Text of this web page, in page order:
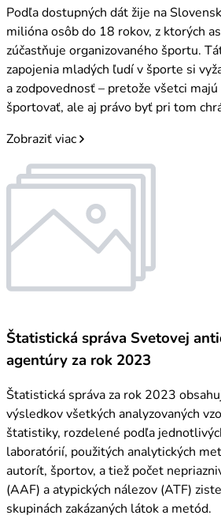
Podľa dostupných dát žije na
milióna osôb do 18 rokov, z ktorých
zúčastňuje organizovaného športu.
zapojenia mladých ľudí v športe si
a zodpovednosť – pretože všetci
športovať, ale aj právo byť pri tom
Zobraziť viac
Štatistická správa Svetovej
agentúry za rok 2023
Štatistická správa za rok 2023
výsledkov všetkých analyzovaných
štatistiky, rozdelené podľa
laboratórií, použitých analytických
autorít, športov, a tiež počet
(AAF) a atypických nálezov (ATF)
skupinách zakázaných látok a metód.